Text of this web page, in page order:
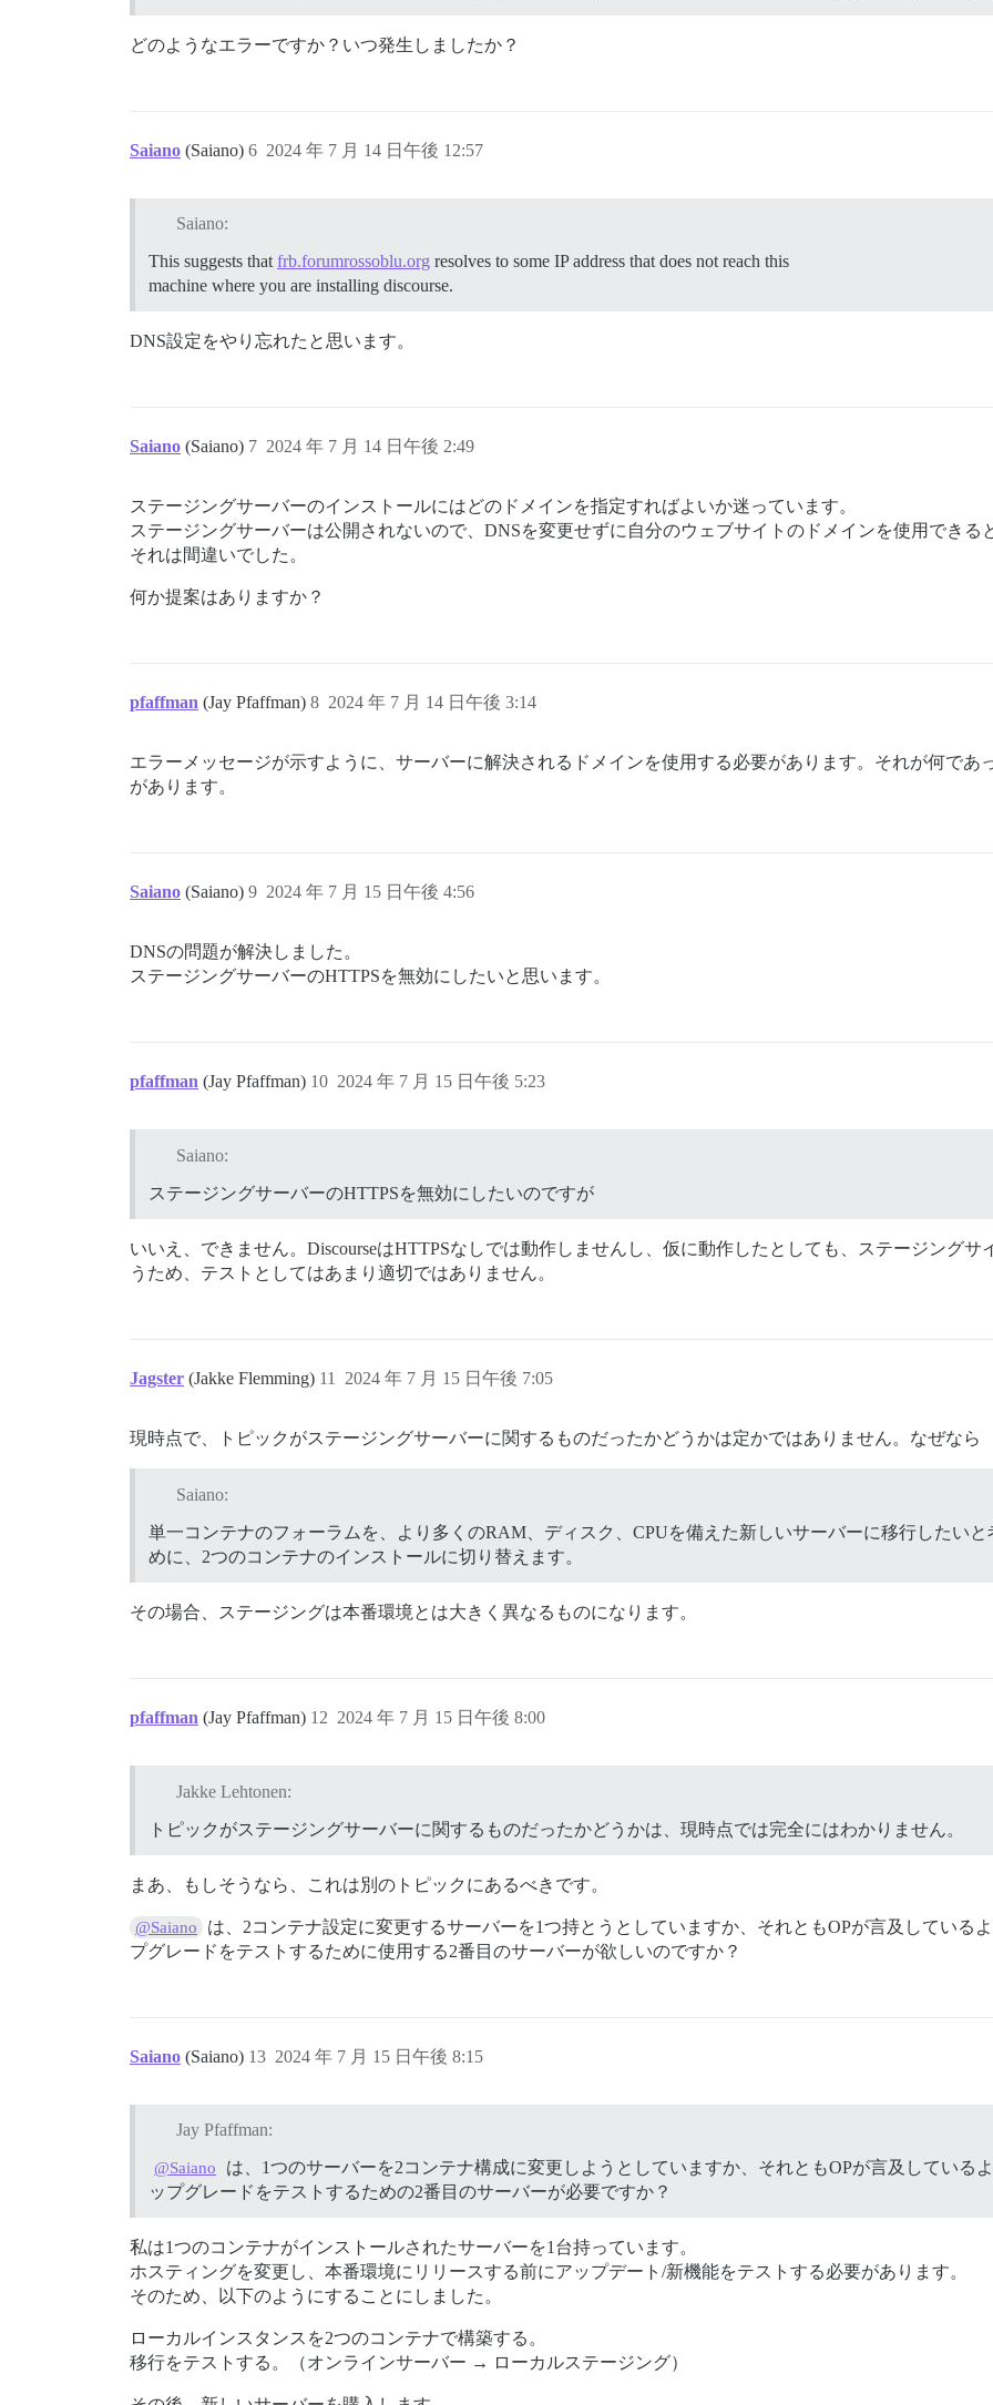
どのようなエラーですか？いつ発生しましたか？
Saiano (Saiano) 2024 年 7 月 14 日午後 12:57
6
Saiano:
This suggests that frb.forumrossoblu.org resolves to some IP address that does not reach this
machine where you are installing discourse.
DNS設定をやり忘れたと思います。
Saiano (Saiano) 2024 年 7 月 14 日午後 2:49
7
ステージングサーバーのインストールにはどのドメインを指定すればよいか迷っています。
ステージングサーバーは公開されないので、DNSを変更せずに自分のウェブサイトのドメインを使用できる
それは間違いでした。
何か提案はありますか？
pfaffman (Jay Pfaffman) 2024 年 7 月 14 日午後 3:14
8
エラーメッセージが示すように、サーバーに解決されるドメインを使用する必要があります。それが何で
があります。
Saiano (Saiano) 2024 年 7 月 15 日午後 4:56
9
DNSの問題が解決しました。
ステージングサーバーのHTTPSを無効にしたいと思います。
pfaffman (Jay Pfaffman) 2024 年 7 月 15 日午後 5:23
10
Saiano:
ステージングサーバーのHTTPSを無効にしたいのですが
いいえ、できません。DiscourseはHTTPSなしでは動作しませんし、仮に動作したとしても、ステージング
うため、テストとしてはあまり適切ではありません。
Jagster (Jakke Flemming) 2024 年 7 月 15 日午後 7:05
11
現時点で、トピックがステージングサーバーに関するものだったかどうかは定かではありません。なぜなら
Saiano:
単一コンテナのフォーラムを、より多くのRAM、ディスク、CPUを備えた新しいサーバーに移行したい
めに、2つのコンテナのインストールに切り替えます。
その場合、ステージングは本番環境とは大きく異なるものになります。
pfaffman (Jay Pfaffman) 2024 年 7 月 15 日午後 8:00
12
Jakke Lehtonen:
トピックがステージングサーバーに関するものだったかどうかは、現時点では完全にはわかりません。
まあ、もしそうなら、これは別のトピックにあるべきです。
@Saiano
は、2コンテナ設定に変更するサーバーを1つ持とうとしていますか、それともOPが言及している
プグレードをテストするために使用する2番目のサーバーが欲しいのですか？
Saiano (Saiano) 2024 年 7 月 15 日午後 8:15
13
Jay Pfaffman:
@Saiano
は、1つのサーバーを2コンテナ構成に変更しようとしていますか、それともOPが言及している
ップグレードをテストするための2番目のサーバーが必要ですか？
私は1つのコンテナがインストールされたサーバーを1台持っています。
ホスティングを変更し、本番環境にリリースする前にアップデート/新機能をテストする必要があります。
そのため、以下のようにすることにしました。
ローカルインスタンスを2つのコンテナで構築する。
移行をテストする。（オンラインサーバー → ローカルステージング）